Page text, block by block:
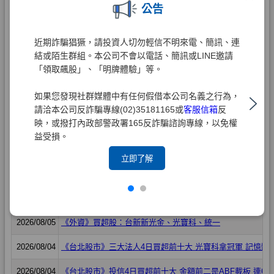
公告
近期詐騙猖獗，請投資人切勿輕信不明來電、簡訊、連
結或陌生群組。本公司不會以電話、簡訊或LINE邀請
「領取飆股」、「明牌體驗」等。
如果您發現社群媒體中有任何假借本公司名義之行為，
請洽本公司反詐騙專線(02)35181165或客服信箱反
映，或撥打內政部警政署165反詐騙諮詢專線，以免權
益受損。
立即了解